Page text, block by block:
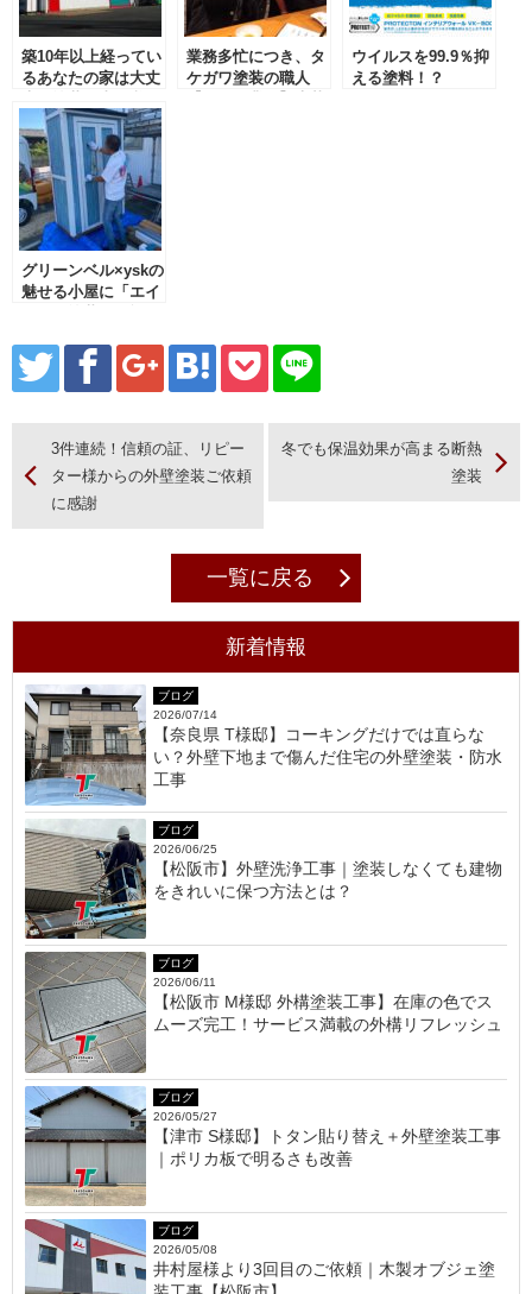
築10年以上経ってい
るあなたの家は大丈
な5つのサイン！
業務多忙につき、タ
ケガワ塗装の職人
ウイルスを99.9％抑
える塗料！？
グリーンベル×yskの
魅せる小屋に「エイ
ケガワ塗装
3件連続！信頼の証、リピー
ター様からの外壁塗装ご依頼
に感謝
冬でも保温効果が高まる断熱
塗装
一覧に戻る
新着情報
ブログ
2026/07/14
【奈良県 T様邸】コーキングだけでは直らな
い？外壁下地まで傷んだ住宅の外壁塗装・防水
工事
ブログ
2026/06/25
【松阪市】外壁洗浄工事｜塗装しなくても建物
をきれいに保つ方法とは？
ブログ
2026/06/11
【松阪市 M様邸 外構塗装工事】在庫の色でス
ムーズ完工！サービス満載の外構リフレッシュ
ブログ
2026/05/27
【津市 S様邸】トタン貼り替え＋外壁塗装工事
｜ポリカ板で明るさも改善
ブログ
2026/05/08
井村屋様より3回目のご依頼｜木製オブジェ塗